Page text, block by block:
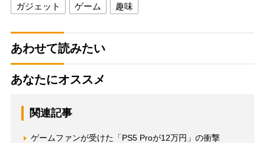
ガジェット ゲーム 趣味
あわせて読みたい
あなたにオススメ
関連記事
ゲームファンが受けた「PS5 Proが12万円」の衝撃